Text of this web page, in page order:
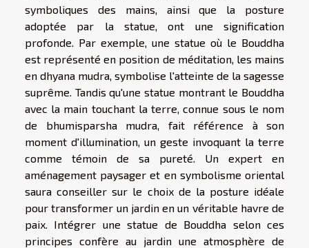
symboliques des mains, ainsi que la posture
adoptée par la statue, ont une signification
profonde. Par exemple, une statue où le Bouddha
est représenté en position de méditation, les mains
en dhyana mudra, symbolise l'atteinte de la sagesse
suprême. Tandis qu'une statue montrant le Bouddha
avec la main touchant la terre, connue sous le nom
de bhumisparsha mudra, fait référence à son
moment d'illumination, un geste invoquant la terre
comme témoin de sa pureté. Un expert en
aménagement paysager et en symbolisme oriental
saura conseiller sur le choix de la posture idéale
pour transformer un jardin en un véritable havre de
paix. Intégrer une statue de Bouddha selon ces
principes confère au jardin une atmosphère de